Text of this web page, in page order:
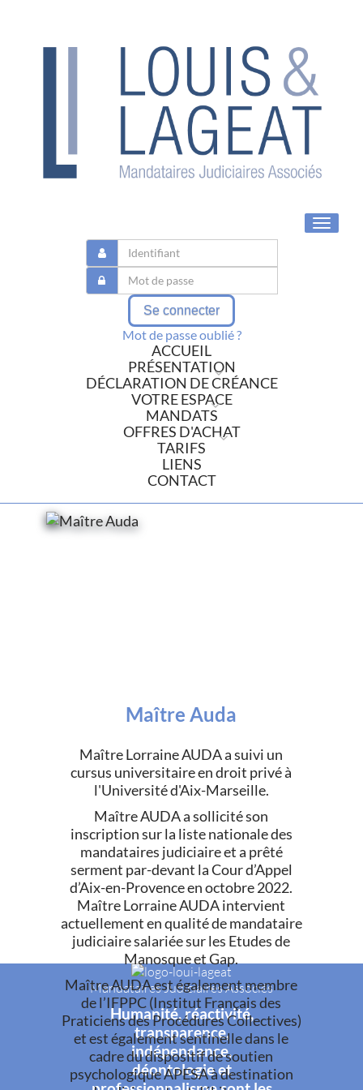
Toggle
Se connecter
Mot de passe oublié ?
ACCUEIL
PRÉSENTATION
DÉCLARATION DE CRÉANCE
VOTRE ESPACE
MANDATS
OFFRES D'ACHAT
TARIFS
LIENS
CONTACT
Maître Auda
Maître Lorraine AUDA a suivi un
cursus universitaire en droit privé à
l'Université d'Aix-Marseille.
Maître AUDA a sollicité son
inscription sur la liste nationale des
mandataires judiciaire et a prêté
serment par-devant la Cour d’Appel
d’Aix-en-Provence en octobre 2022.
Maître Lorraine AUDA intervient
actuellement en qualité de mandataire
judiciaire salariée sur les Etudes de
Manosque et Gap.
Maître AUDA est également membre
de l’IFPPC (Institut Français des
Praticiens des Procédures Collectives)
et est également sentinelle dans le
cadre du dispositif de soutien
psychologique APESA à destination
Mandataires Judiciaires Associés
Humanité, réactivité,
transparence,
indépendance,
déontologie et